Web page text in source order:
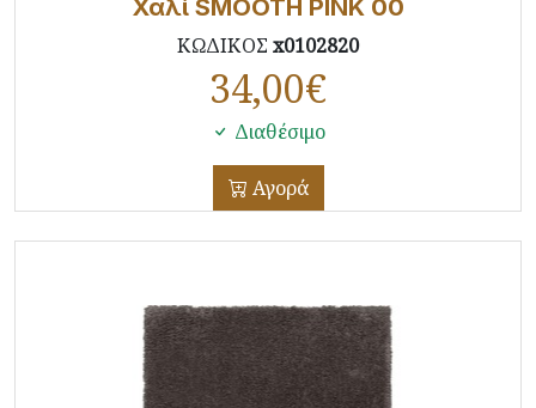
Χαλί SMOOTH PINK 00
ΚΩΔΙΚΟΣ x0102820
34,00€
Διαθέσιμο
Αγορά